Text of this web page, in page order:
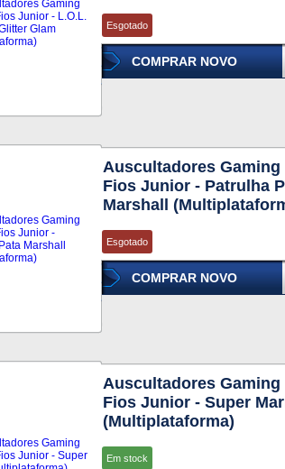
Esgotado
COMPRAR NOVO
Auscultadores Gaming
Fios Junior - Patrulha
Marshall
Esgotado
COMPRAR NOVO
Auscultadores Gaming
Fios Junior - Super
(Multiplataforma)
Em stock